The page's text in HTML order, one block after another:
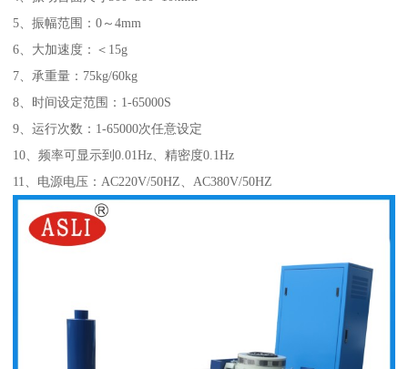
5、振幅范围：0～4mm
6、大加速度：＜15g
7、承重量：75kg/60kg
8、时间设定范围：1-65000S
9、运行次数：1-65000次任意设定
10、频率可显示到0.01Hz、精密度0.1Hz
11、电源电压：AC220V/50HZ、AC380V/50HZ